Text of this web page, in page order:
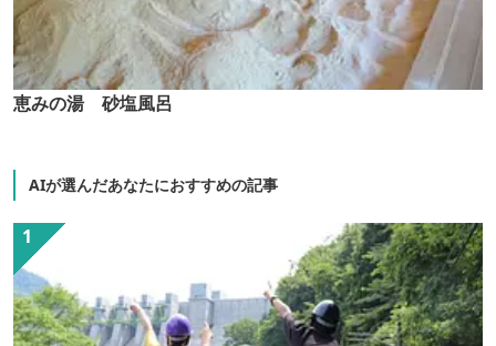
恵みの湯 砂塩風呂
AIが選んだあなたにおすすめの記事